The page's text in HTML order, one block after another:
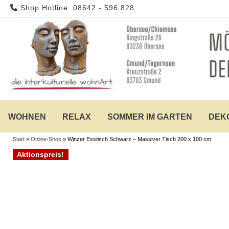
Skip
Shop Hotline: 08642 - 596 828
WOHNEN RELAX SOMMER IM GARTEN
Start » Online-Shop » Winzer Esstisch Schwarz – Massiver Tisch 200 x 100 cm
Aktionspreis!